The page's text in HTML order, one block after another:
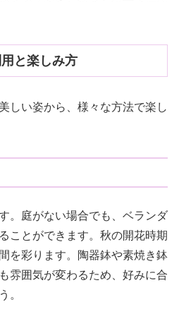
と楽しみ方
しい姿から、様々な方法で楽し
。庭がない場合でも、ベランダ
ことができます。秋の開花時期
を彩ります。陶器鉢や素焼き鉢
雰囲気が変わるため、好みに合
。